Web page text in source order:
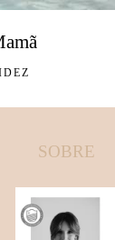
SOBRE